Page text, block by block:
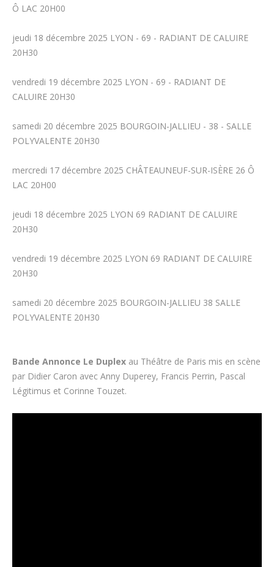
Ô LAC 20H00
jeudi 18 décembre 2025 LYON - 69 - RADIANT DE CALUIRE
20H30
vendredi 19 décembre 2025 LYON - 69 - RADIANT DE
CALUIRE 20H30
samedi 20 décembre 2025 BOURGOIN-JALLIEU - 38 - SALLE
POLYVALENTE 20H30
mercredi 17 décembre 2025 CHÂTEAUNEUF-SUR-ISÈRE 26 Ô
LAC 20H00
jeudi 18 décembre 2025 LYON 69 RADIANT DE CALUIRE
20H30
vendredi 19 décembre 2025 LYON 69 RADIANT DE CALUIRE
20H30
samedi 20 décembre 2025 BOURGOIN-JALLIEU 38 SALLE
POLYVALENTE 20H30
Bande Annonce Le Duplex au Théâtre de Paris mis en scène
par Didier Caron avec Anny Duperey, Francis Perrin, Pascal
Légitimus et Corinne Touzet.